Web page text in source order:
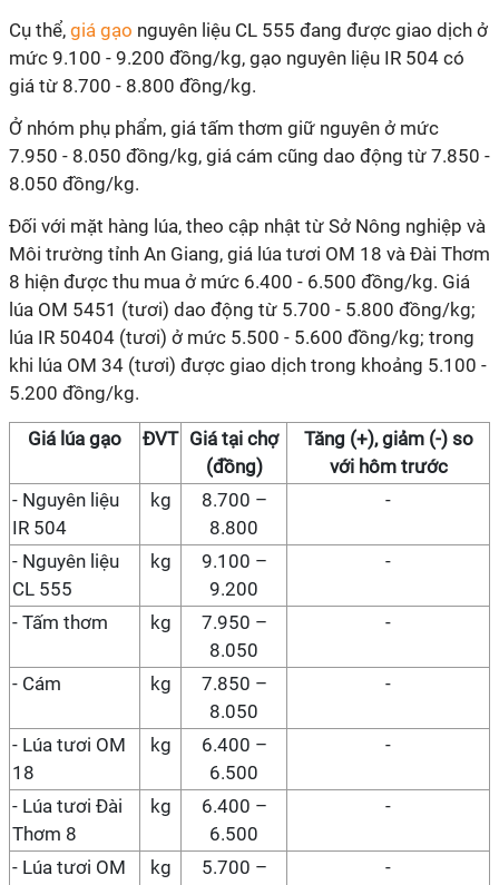
Cụ thể, giá gạo nguyên liệu CL 555 đang được giao dịch ở
mức 9.100 - 9.200 đồng/kg, gạo nguyên liệu IR 504 có
giá từ 8.700 - 8.800 đồng/kg.
Ở nhóm phụ phẩm, giá tấm thơm giữ nguyên ở mức
7.950 - 8.050 đồng/kg, giá cám cũng dao động từ 7.850 -
8.050 đồng/kg.
Đối với mặt hàng lúa, theo cập nhật từ Sở Nông nghiệp và
Môi trường tỉnh An Giang, giá lúa tươi OM 18 và Đài Thơm
8 hiện được thu mua ở mức 6.400 - 6.500 đồng/kg. Giá
lúa OM 5451 (tươi) dao động từ 5.700 - 5.800 đồng/kg;
lúa IR 50404 (tươi) ở mức 5.500 - 5.600 đồng/kg; trong
khi lúa OM 34 (tươi) được giao dịch trong khoảng 5.100 -
5.200 đồng/kg.
Giá lúa gạo ĐVT Giá tại chợ
(đồng)
Tăng (+), giảm (-) so
với hôm trước
- Nguyên liệu
IR 504
kg
8.700 –
8.800
-
- Nguyên liệu
CL 555
kg
9.100 –
9.200
-
- Tấm thơm kg
7.950 –
8.050
-
- Cám kg
7.850 –
8.050
-
- Lúa tươi OM
18
kg
6.400 –
6.500
-
- Lúa tươi Đài
Thơm 8
kg
6.400 –
6.500
-
- Lúa tươi OM
kg
5.700 –
-